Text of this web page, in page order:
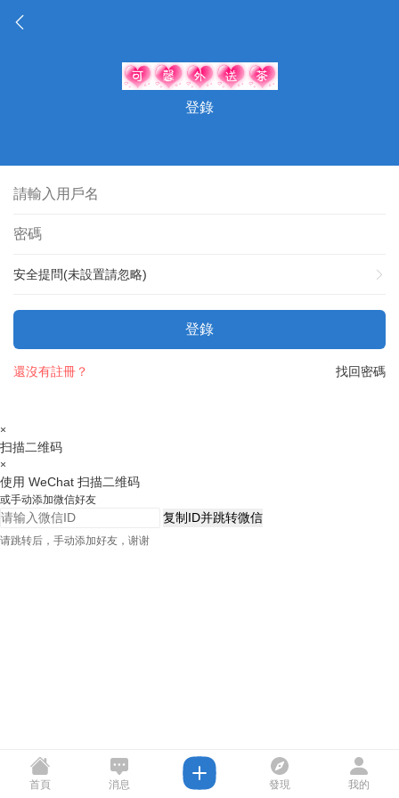
登錄
安全提問(未設置請忽略)
登錄
找回密碼
還沒有註冊？
×
扫描二维码
×
使用 WeChat 扫描二维码
或手动添加微信好友
复制ID并跳转微信
请跳转后，手动添加好友，谢谢
首頁 消息 發現 我的